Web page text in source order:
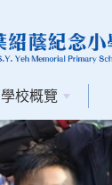
學校概覽